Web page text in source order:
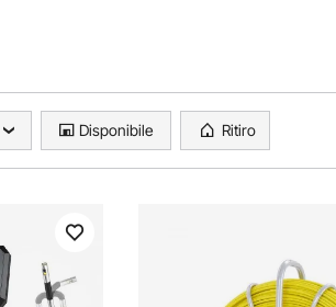
Disponibile Ritiro